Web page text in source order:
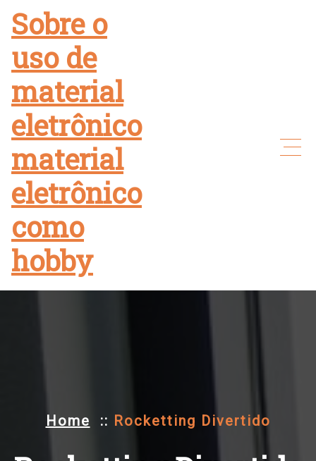
content
Sobre o
uso de
material
eletrônico
material
eletrônico
como
hobby
Home :: Rocketting Divertido